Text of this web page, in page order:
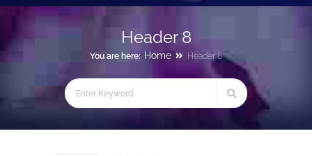
Header 8
You are here: Home Header 8